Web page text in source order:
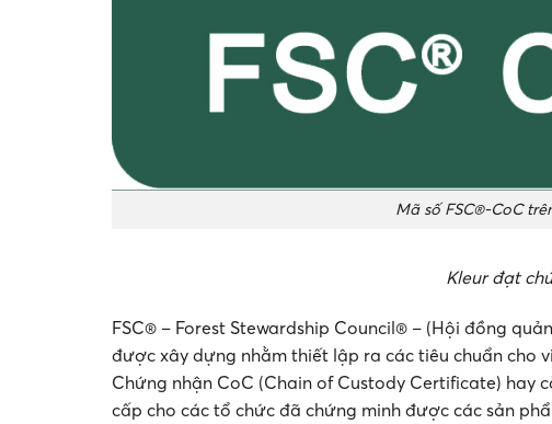
Mã số FSC®-CoC
Kleur đạt
FSC® – Forest Stewardship Council® – (Hội đồng
được xây dựng nhằm thiết lập ra các tiêu chuẩn cho
Chứng nhận CoC (Chain of Custody Certificate) hay
cấp cho các tổ chức đã chứng minh được các sản